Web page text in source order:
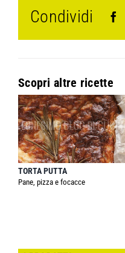
Condividi
Scopri altre ricette
TORTA PUTTA
Pane, pizza e focacce